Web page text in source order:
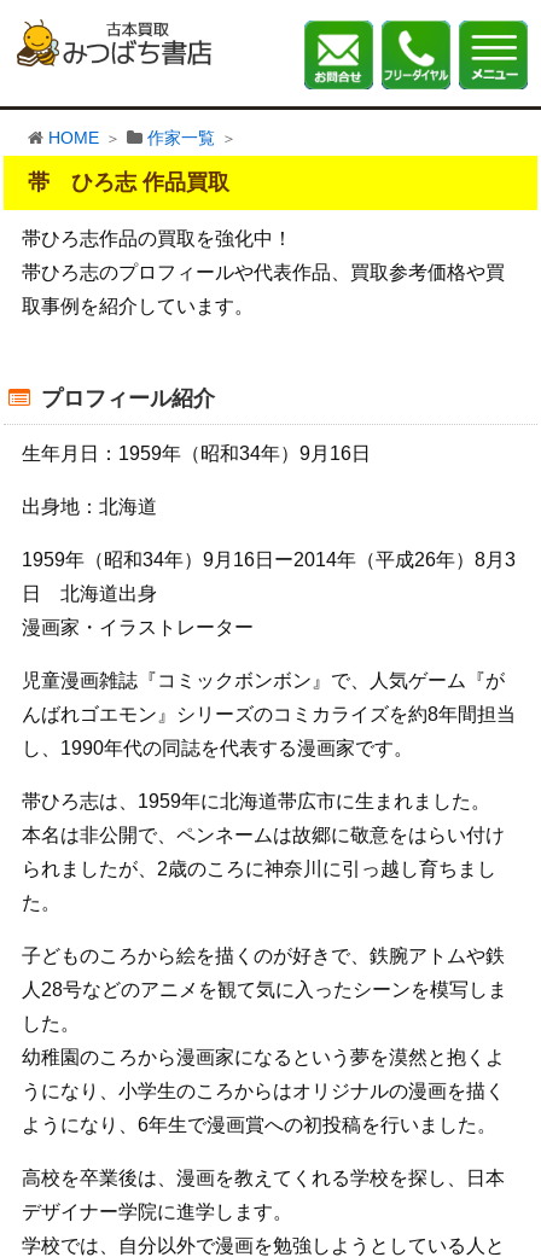
HOME 作家一覧
帯 ひろ志 作品買取
帯ひろ志作品の買取を強化中！
帯ひろ志のプロフィールや代表作品、買取参考価格や買
取事例を紹介しています。
プロフィール紹介
生年月日：1959年（昭和34年）9月16日
出身地：北海道
1959年（昭和34年）9月16日ー2014年（平成26年）8月3
日 北海道出身
漫画家・イラストレーター
児童漫画雑誌『コミックボンボン』で、人気ゲーム『が
んばれゴエモン』シリーズのコミカライズを約8年間担当
し、1990年代の同誌を代表する漫画家です。
帯ひろ志は、1959年に北海道帯広市に生まれました。
本名は非公開で、ペンネームは故郷に敬意をはらい付け
られましたが、2歳のころに神奈川に引っ越し育ちまし
た。
子どものころから絵を描くのが好きで、鉄腕アトムや鉄
人28号などのアニメを観て気に入ったシーンを模写しま
した。
幼稚園のころから漫画家になるという夢を漠然と抱くよ
うになり、小学生のころからはオリジナルの漫画を描く
ようになり、6年生で漫画賞への初投稿を行いました。
高校を卒業後は、漫画を教えてくれる学校を探し、日本
デザイナー学院に進学します。
学校では、自分以外で漫画を勉強しようとしている人と